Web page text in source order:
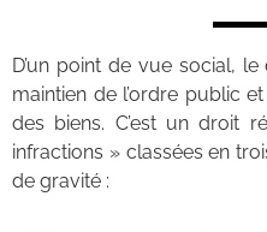
D’un point de vue social,
maintien de l’ordre public
des biens. C’est un droit
infractions » classées en
de gravité :